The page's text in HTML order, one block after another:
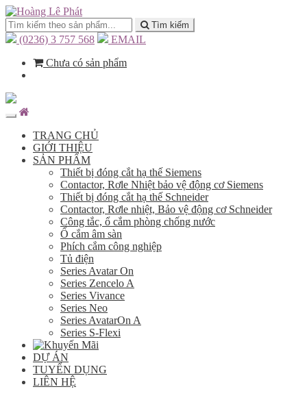
Tìm kiếm
(0236) 3 757 568
EMAIL
Chưa có sản phẩm
TRANG CHỦ
GIỚI THIỆU
SẢN PHẨM
Thiết bị đóng cắt hạ thế Siemens
Contactor, Rơle Nhiệt bảo vệ động cơ Siemens
Thiết bị đóng cắt hạ thế Schneider
Contactor, Rơle nhiệt, Bảo vệ động cơ Schneider
Công tắc, ổ cắm phòng chống nước
Ổ cắm âm sàn
Phích cắm công nghiệp
Tủ điện
Series Avatar On
Series Zencelo A
Series Vivance
Series Neo
Series AvatarOn A
Series S-Flexi
DỰ ÁN
TUYỂN DỤNG
LIÊN HỆ